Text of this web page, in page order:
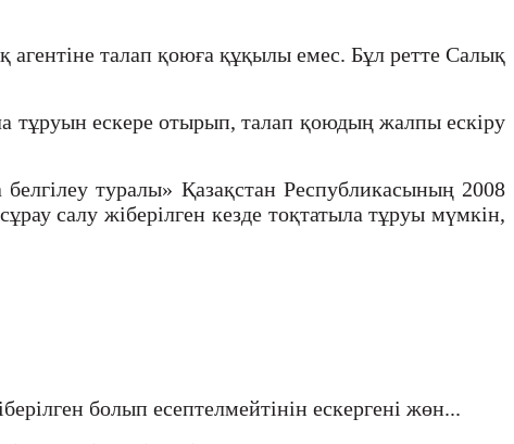
талап қоюға құқылы емес. Бұл ретте Салық
тұруын ескере отырып, талап қоюдың жалпы ескіру
туралы» Қазақстан Республикасының 2008
салу жіберілген кезде тоқтатыла тұруы мүмкін,
болып есептелмейтінін ескергені жөн...